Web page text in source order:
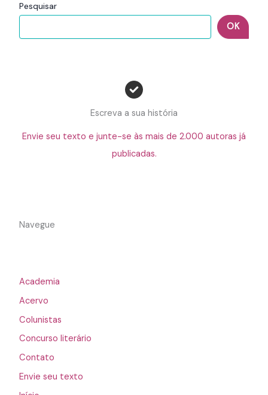
Pesquisar
OK
Escreva a sua história
Envie seu texto e junte-se às mais de 2.000 autoras já
publicadas.
Navegue
Academia
Acervo
Colunistas
Concurso literário
Contato
Envie seu texto